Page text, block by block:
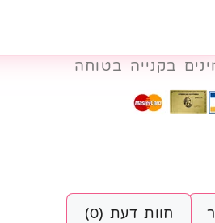
בקנייה בטוחה
חוות דעת (0)